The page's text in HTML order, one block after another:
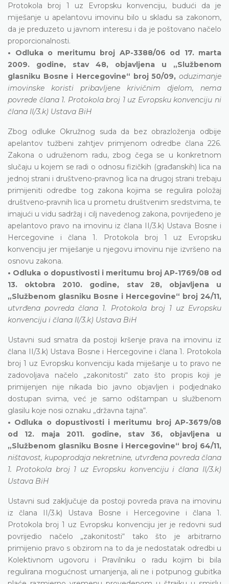
Protokola broj 1 uz Evropsku konvenciju, budući da je
miješanje u apelantovu imovinu bilo u skladu sa zakonom,
da je preduzeto u javnom interesu i da je poštovano načelo
proporcionalnosti.
• Odluka o meritumu broj AP-3388/06 od 17. marta
2009. godine, stav 48, objavljena u „Službenom
glasniku Bosne i Hercegovine“ broj 50/09, oduzimanje
imovinske koristi pribavljene krivičnim djelom, nema
povrede člana 1. Protokola broj 1 uz Evropsku konvenciju ni
člana II/3.k) Ustava BiH
Zbog odluke Okružnog suda da bez obrazloženja odbije
apelantov tužbeni zahtjev primjenom odredbe člana 226.
Zakona o udruženom radu, zbog čega se u konkretnom
slučaju u kojem se radi o odnosu fizičkih (građanskih) lica na
jednoj strani i društveno-pravnog lica na drugoj strani trebaju
primijeniti odredbe tog zakona kojima se regulira položaj
društveno-pravnih lica u prometu društvenim sredstvima, te
imajući u vidu sadržaj i cilj navedenog zakona, povrijeđeno je
apelantovo pravo na imovinu iz člana II/3.k) Ustava Bosne i
Hercegovine i člana 1. Protokola broj 1 uz Evropsku
konvenciju jer miješanje u njegovu imovinu nije izvršeno na
osnovu zakona.
• Odluka o dopustivosti i meritumu broj AP-1769/08 od
13. oktobra 2010. godine, stav 28, objavljena u
„Službenom glasniku Bosne i Hercegovine“ broj 24/11,
utvrđena povreda člana 1. Protokola broj 1 uz Evropsku
konvenciju i člana II/3.k) Ustava BiH
Ustavni sud smatra da postoji kršenje prava na imovinu iz
člana II/3.k) Ustava Bosne i Hercegovine i člana 1. Protokola
broj 1 uz Evropsku konvenciju kada miješanje u to pravo ne
zadovoljava načelo „zakonitosti“ zato što propis koji je
primijenjen nije nikada bio javno objavljen i podjednako
dostupan svima, već je samo odštampan u službenom
glasilu koje nosi oznaku „državna tajna“.
• Odluka o dopustivosti i meritumu broj AP-3679/08
od 12. maja 2011. godine, stav 36, objavljena u
„Službenom glasniku Bosne i Hercegovine“ broj 64/11,
ništavost, kupoprodaja nekretnine, utvrđena povreda člana
1. Protokola broj 1 uz Evropsku konvenciju i člana II/3.k)
Ustava BiH
Ustavni sud zaključuje da postoji povreda prava na imovinu
iz člana II/3.k) Ustava Bosne i Hercegovine i člana 1.
Protokola broj 1 uz Evropsku konvenciju jer je redovni sud
povrijedio načelo „zakonitosti“ tako što je arbitrarno
primijenio pravo s obzirom na to da je nedostatak odredbi u
Kolektivnom ugovoru i Pravilniku o radu kojim bi bila
regulirana mogućnost umanjenja, ali ne i potpunog gubitka